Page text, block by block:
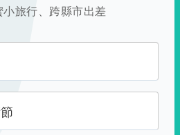
旅行、跨縣市出差